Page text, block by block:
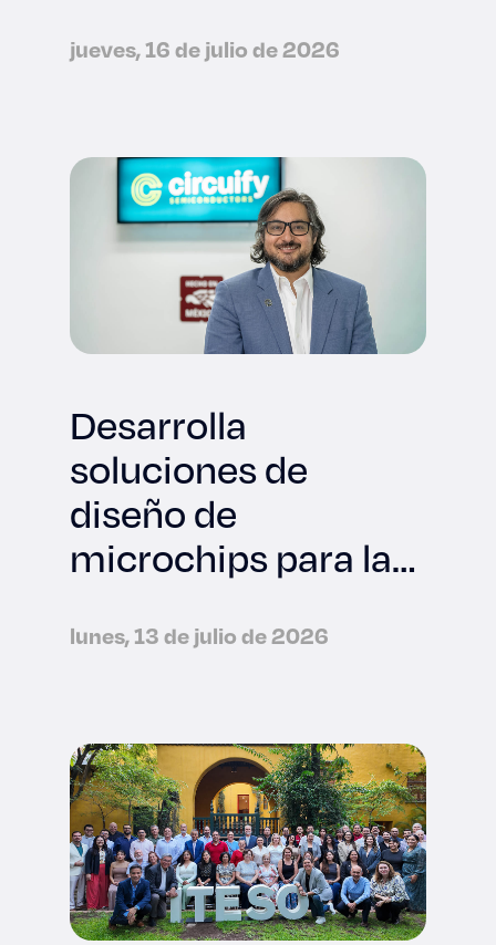
jueves, 16 de julio de 2026
Desarrolla
soluciones de
diseño de
microchips para la
tecnológica
lunes, 13 de julio de 2026